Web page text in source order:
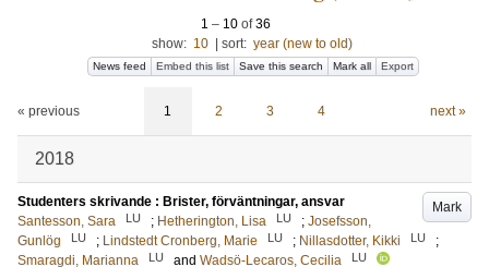
1 – 10 of36
show: 10 sort: year (new to old)
News feed Embed this list Save this search Mark all Export
« previous 1 2 3 4 next »
2018
Mark
Studenters skrivande : Brister, förväntningar, ansvar
Santesson, Sara
LU ; Hetherington, Lisa LU ; Josefsson,
Gunlög
LU ; Lindstedt Cronberg, Marie LU ; Nillasdotter, Kikki LU
;
Smaragdi, Marianna
LU and Wadsö-Lecaros, Cecilia LU